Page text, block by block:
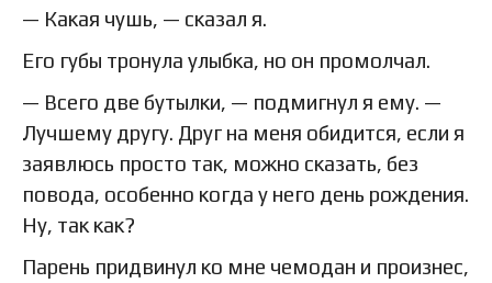
— Какая чушь, — сказал я.
Его губы тронула улыбка, но он промолчал.
— Всего две бутылки, — подмигнул я ему. —
Лучшему другу. Друг на меня обидится, если я
заявлюсь просто так, можно сказать, без
повода, особенно когда у него день рождения.
Ну, так как?
Парень придвинул ко мне чемодан и произнес,